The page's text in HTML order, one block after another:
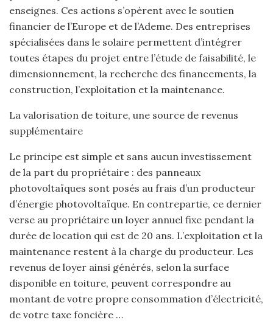
enseignes. Ces actions s’opèrent avec le soutien
financier de l’Europe et de l’Ademe. Des entreprises
spécialisées dans le solaire permettent d’intégrer
toutes étapes du projet entre l’étude de faisabilité, le
dimensionnement, la recherche des financements, la
construction, l’exploitation et la maintenance.
La valorisation de toiture, une source de revenus
supplémentaire
Le principe est simple et sans aucun investissement
de la part du propriétaire : des panneaux
photovoltaïques sont posés au frais d’un producteur
d’énergie photovoltaïque. En contrepartie, ce dernier
verse au propriétaire un loyer annuel fixe pendant la
durée de location qui est de 20 ans. L’exploitation et la
maintenance restent à la charge du producteur. Les
revenus de loyer ainsi générés, selon la surface
disponible en toiture, peuvent correspondre au
montant de votre propre consommation d’électricité,
de votre taxe foncière …